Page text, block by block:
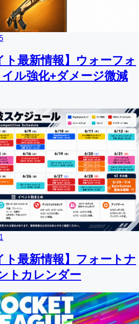
ト最新情報】ウォーフォ
ル強化+ダメージ微減
ト最新情報】フォートナ
トカレンダー